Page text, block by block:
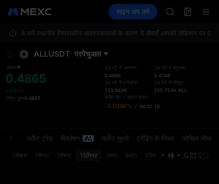
Information इवेंट
साइन अप करें
ACE
SPCX
UNITREE
SKYAI
Unitree
UNITREE
से संपर्क करें.स्थानीय नियामकीय आवश्यकताओं के कारण ये सेवाएँ आपकी लोकेशन पर
ALLUSDT परपेचुअल
अंतिम
0.4865
+0.91%
उचित मूल्य0.4865
24 घंटे में उच्चतम
0.4866
24 घंटे में टर्नओवर
123.643K
24 घंटे में न्यूनतम
0.4768
24 घंटे में वॉल्यूम
255.753K ALL
फ़ंडिंग रेट / काउंटडाउन
-0.0386% / 04:32:18
मार्केट ट्रेड विश्लेषण मार्केट मूवर्स ट्रेडिंग के नियम जोखिम सीमा
1सेकंड 1मिनट 5मिनट 15मिनट 1घंटा 4घंटा 1दिन